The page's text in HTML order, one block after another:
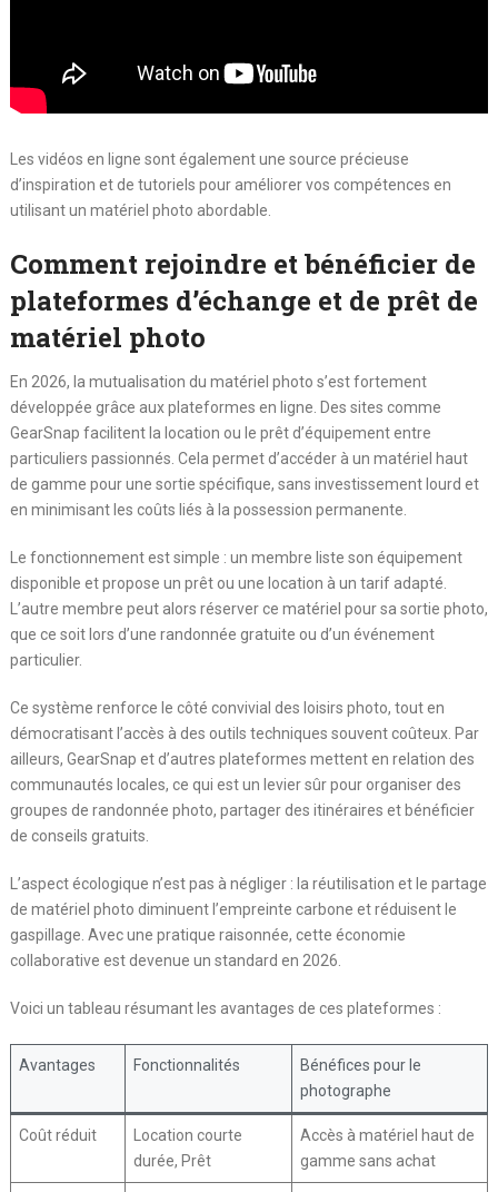
Les vidéos en ligne sont également une source précieuse
d’inspiration et de tutoriels pour améliorer vos compétences en
utilisant un matériel photo abordable.
Comment rejoindre et bénéficier de
plateformes d’échange et de prêt de
matériel photo
En 2026, la mutualisation du matériel photo s’est fortement
développée grâce aux plateformes en ligne. Des sites comme
GearSnap facilitent la location ou le prêt d’équipement entre
particuliers passionnés. Cela permet d’accéder à un matériel haut
de gamme pour une sortie spécifique, sans investissement lourd et
en minimisant les coûts liés à la possession permanente.
Le fonctionnement est simple : un membre liste son équipement
disponible et propose un prêt ou une location à un tarif adapté.
L’autre membre peut alors réserver ce matériel pour sa sortie photo,
que ce soit lors d’une randonnée gratuite ou d’un événement
particulier.
Ce système renforce le côté convivial des loisirs photo, tout en
démocratisant l’accès à des outils techniques souvent coûteux. Par
ailleurs, GearSnap et d’autres plateformes mettent en relation des
communautés locales, ce qui est un levier sûr pour organiser des
groupes de randonnée photo, partager des itinéraires et bénéficier
de conseils gratuits.
L’aspect écologique n’est pas à négliger : la réutilisation et le partage
de matériel photo diminuent l’empreinte carbone et réduisent le
gaspillage. Avec une pratique raisonnée, cette économie
collaborative est devenue un standard en 2026.
Voici un tableau résumant les avantages de ces plateformes :
Avantages Fonctionnalités
Bénéfices pour le
photographe
Coût réduit
Location courte
durée, Prêt
Accès à matériel haut de
gamme sans achat